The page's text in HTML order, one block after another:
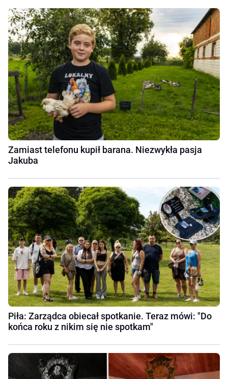
Zamiast telefonu kupił barana. Niezwykła pasja
Jakuba
Piła: Zarządca obiecał spotkanie. Teraz mówi: "Do
końca roku z nikim się nie spotkam"